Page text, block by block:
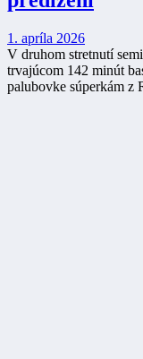
1. apríla 2026
V druhom stretnutí
trvajúcom 142 minút
palubovke súperkám z